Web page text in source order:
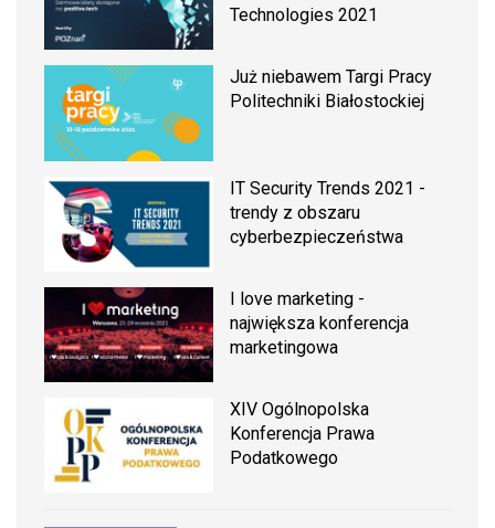
Technologies 2021
Już niebawem Targi Pracy
Politechniki Białostockiej
IT Security Trends 2021 -
trendy z obszaru
cyberbezpieczeństwa
I love marketing -
największa konferencja
marketingowa
XIV Ogólnopolska
Konferencja Prawa
Podatkowego